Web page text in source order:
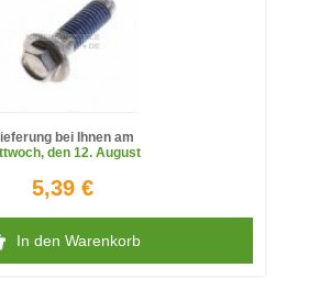
bei Ihnen am
, den 12. August
5,39 €
In den Warenkorb